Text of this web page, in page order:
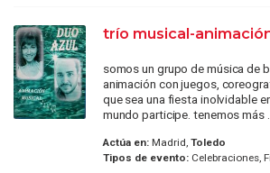
trío musical-
somos un grupo de música de
animación con juegos,
que sea una fiesta inolvidable
mundo participe. tenemos más ...
Actúa en:Madrid, Toledo
Tipos de evento:Celebraciones,